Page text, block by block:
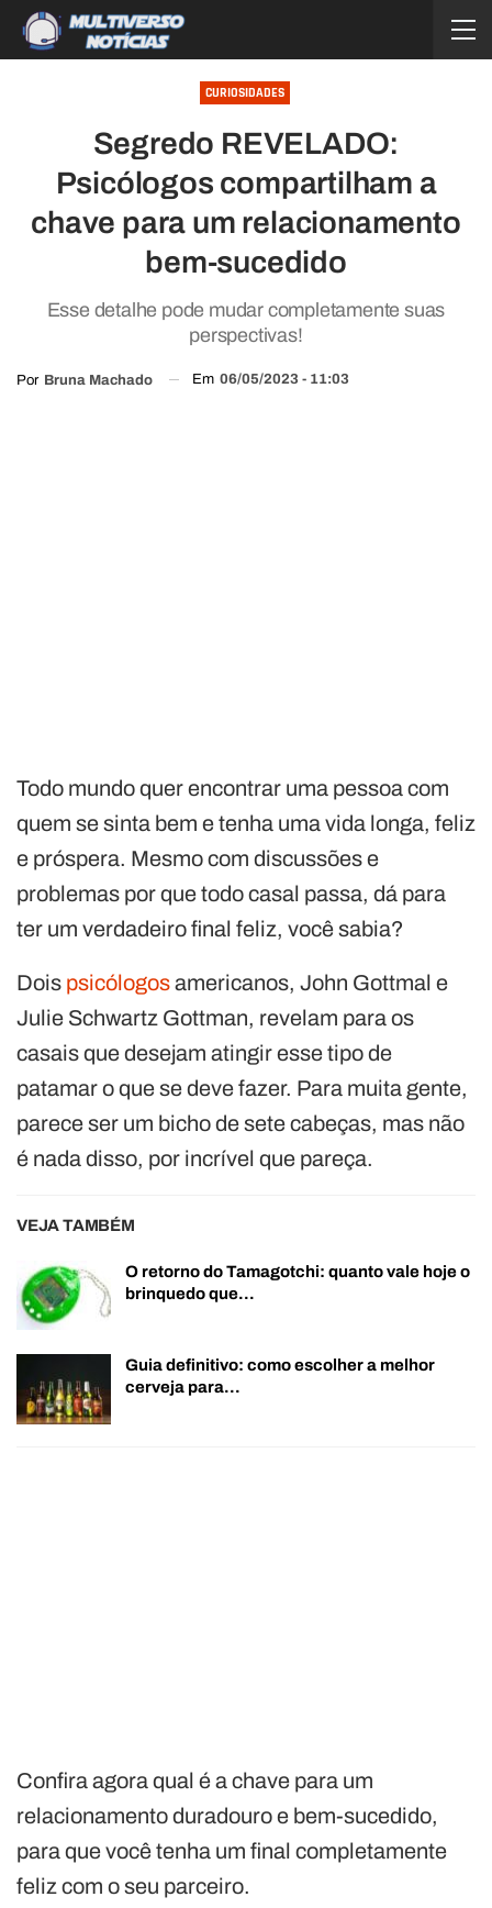
CURIOSIDADES
Segredo REVELADO:
Psicólogos compartilham a
chave para um relacionamento
bem-sucedido
Esse detalhe pode mudar completamente suas
perspectivas!
Por Bruna Machado Em 06/05/2023 - 11:03
Todo mundo quer encontrar uma pessoa com
quem se sinta bem e tenha uma vida longa, feliz
e próspera. Mesmo com discussões e
problemas por que todo casal passa, dá para
ter um verdadeiro final feliz, você sabia?
Dois psicólogosamericanos, John Gottmal e
Julie Schwartz Gottman, revelam para os
casais que desejam atingir esse tipo de
patamar o que se deve fazer. Para muita gente,
parece ser um bicho de sete cabeças, mas não
é nada disso, por incrível que pareça.
VEJA TAMBÉM
O retorno do Tamagotchi: quanto vale hoje o
brinquedo que…
Guia definitivo: como escolher a melhor
cerveja para…
Confira agora qual é a chave para um
relacionamento duradouro e bem-sucedido,
para que você tenha um final completamente
feliz com o seu parceiro.